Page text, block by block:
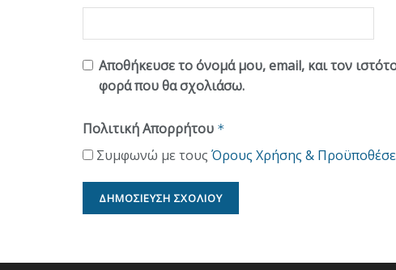
Αποθήκευσε το όνομά μου, email, και τον
φορά που θα σχολιάσω.
Πολιτική Απορρήτου *
Συμφωνώ με τους Όρους Χρήσης &